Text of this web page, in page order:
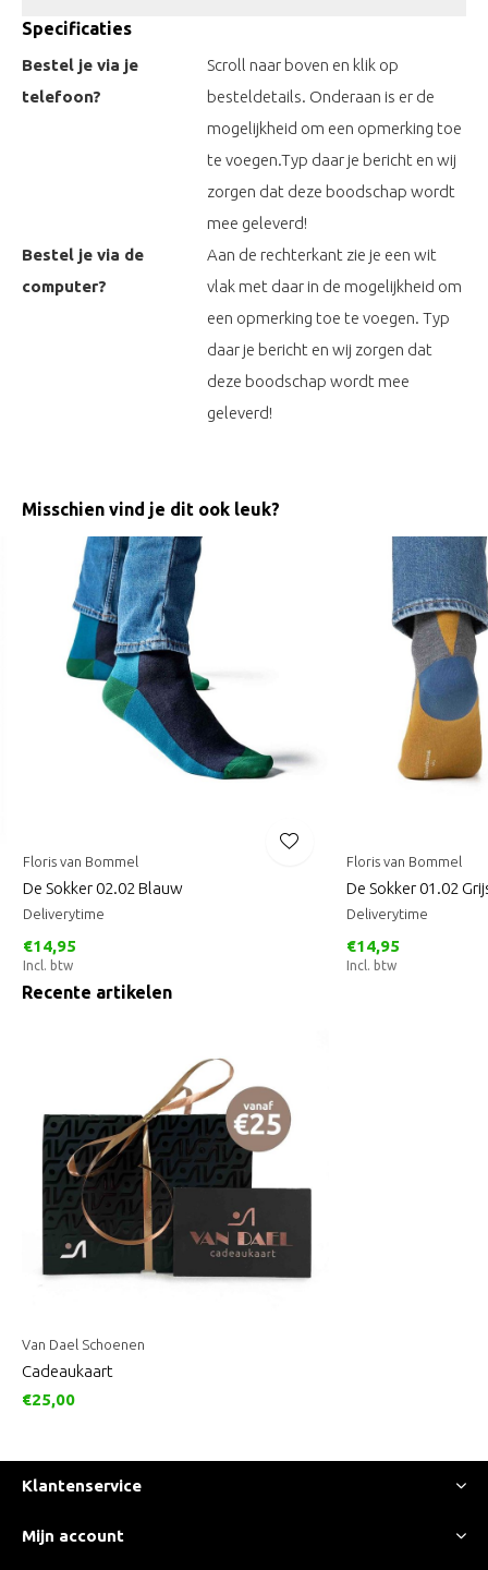
Specificaties
Bestel je via je
telefoon?
Scroll naar boven en klik op
besteldetails. Onderaan is er de
mogelijkheid om een opmerking toe
te voegen.Typ daar je bericht en wij
zorgen dat deze boodschap wordt
mee geleverd!
Bestel je via de
computer?
Aan de rechterkant zie je een wit
vlak met daar in de mogelijkheid om
een opmerking toe te voegen. Typ
daar je bericht en wij zorgen dat
deze boodschap wordt mee
geleverd!
Misschien vind je dit ook leuk?
Floris van Bommel
De Sokker 02.02 Blauw
Deliverytime
€14,95
Incl. btw
Floris van Bommel
De Sokker 01.02
Deliverytime
€14,95
Incl. btw
Recente artikelen
Van Dael Schoenen
Cadeaukaart
€25,00
Klantenservice
Mijn account